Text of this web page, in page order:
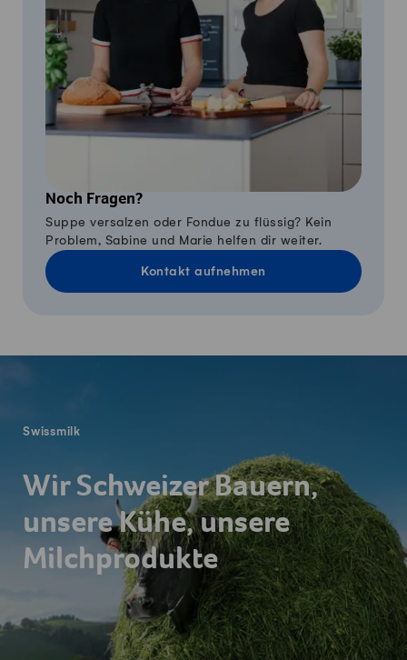
Noch Fragen?
Suppe versalzen oder Fondue zu flüssig? Kein
Problem, Sabine und Marie helfen dir weiter.
Kontakt aufnehmen
Swissmilk
Wir Schweizer Bauern,
unsere Kühe, unsere
Milchprodukte